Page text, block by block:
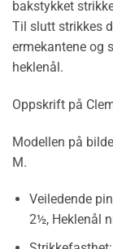
bakstykket
Til slutt strikkes
ermekantene og
heklenål.
Oppskrift på
Modellen på
M.
Veiledende
2½, Heklenål